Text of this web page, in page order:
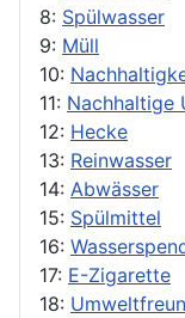
8: Spülwasser
9: Müll
10:
11: Nachhaltige
12: Hecke
13: Reinwasser
14: Abwässer
15: Spülmittel
16:
17: E-Zigarette
18: